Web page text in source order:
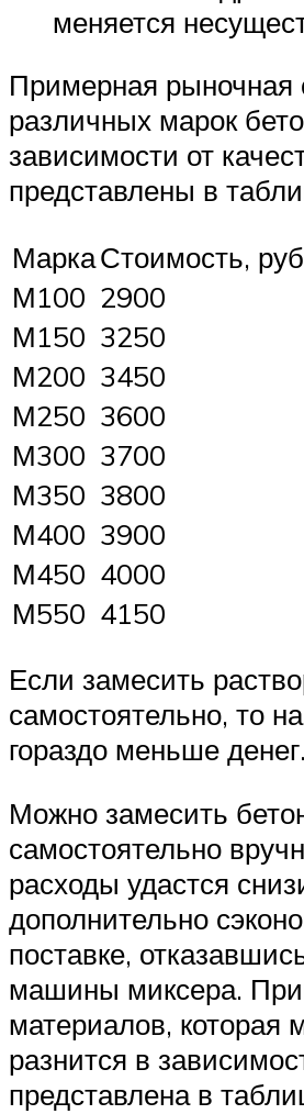
меняется
Примерная рыночная
различных марок
зависимости от
представлены в
МаркаСтоимость,
М100 2900
М150 3250
М200 3450
М250 3600
М300 3700
М350 3800
М400 3900
М450 4000
М550 4150
Если замесить
самостоятельно, то
гораздо меньше денег.
Можно замесить
самостоятельно
расходы удастся
дополнительно
поставке,
машины миксера.
материалов, которая
разнится в
представлена в